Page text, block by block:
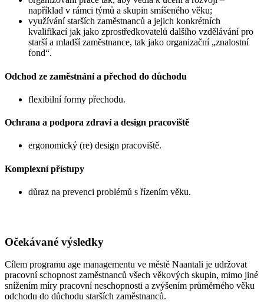
například v rámci týmů a skupin smíšeného věku;
využívání starších zaměstnanců a jejich konkrétních
kvalifikací jak jako zprostředkovatelů dalšího vzdělávání pro
starší a mladší zaměstnance, tak jako organizační „znalostní
fond“.
Odchod ze zaměstnání a přechod do důchodu
flexibilní formy přechodu.
Ochrana a podpora zdraví a design pracoviště
ergonomický (re) design pracoviště.
Komplexní přístupy
důraz na prevenci problémů s řízením věku.
Očekávané výsledky
Cílem programu age managementu ve městě Naantali je udržovat
pracovní schopnost zaměstnanců všech věkových skupin, mimo jiné
snížením míry pracovní neschopnosti a zvýšením průměrného věku
odchodu do důchodu starších zaměstnanců.